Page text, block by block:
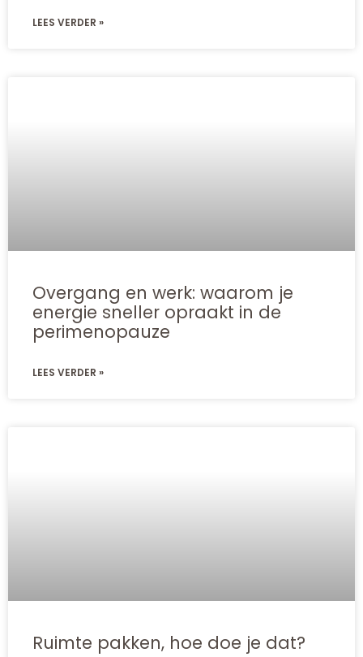
LEES VERDER »
Overgang en werk: waarom je
energie sneller opraakt in de
perimenopauze
LEES VERDER »
Ruimte pakken, hoe doe je dat?